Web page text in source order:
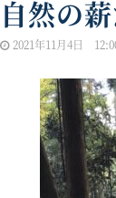
自然の
2021年11月4日